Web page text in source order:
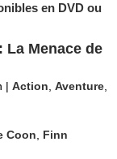
en DVD ou
La Menace de
| Action ,Aventure
Coon
Finn